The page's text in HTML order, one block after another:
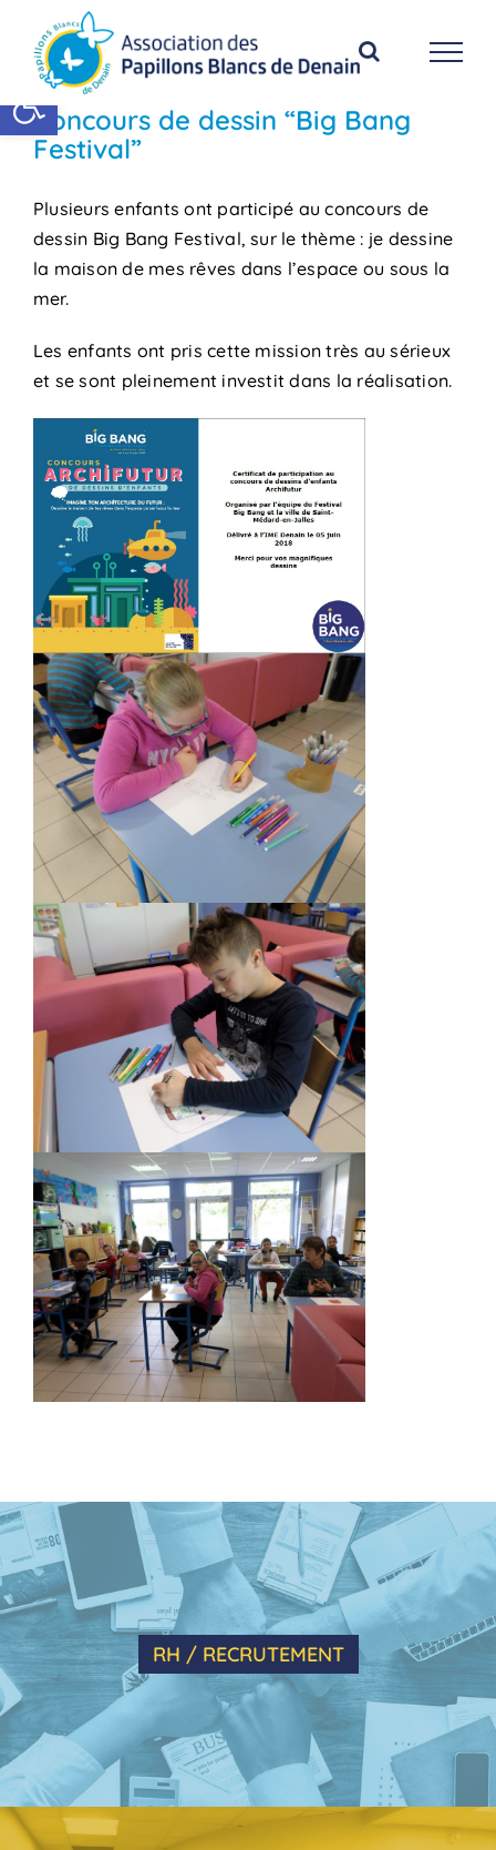
Ouvrir la barre d’outils
contenu
Concours de dessin “Big Bang
Festival”
Plusieurs enfants ont participé au concours de
dessin Big Bang Festival, sur le thème : je dessine
la maison de mes rêves dans l’espace ou sous la
mer.
Les enfants ont pris cette mission très au sérieux
et se sont pleinement investit dans la réalisation.
RH / RECRUTEMENT